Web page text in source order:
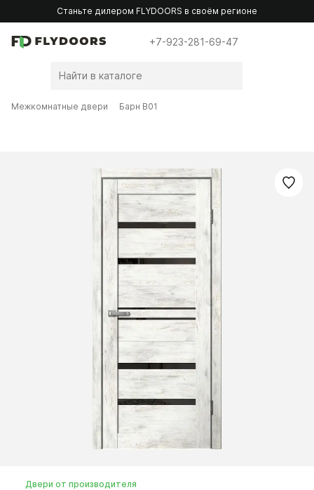
Станьте дилером FLYDOORS в своём регионе
+7-923-281-69-47
Межкомнатные двери Барн B01
Двери от производителя